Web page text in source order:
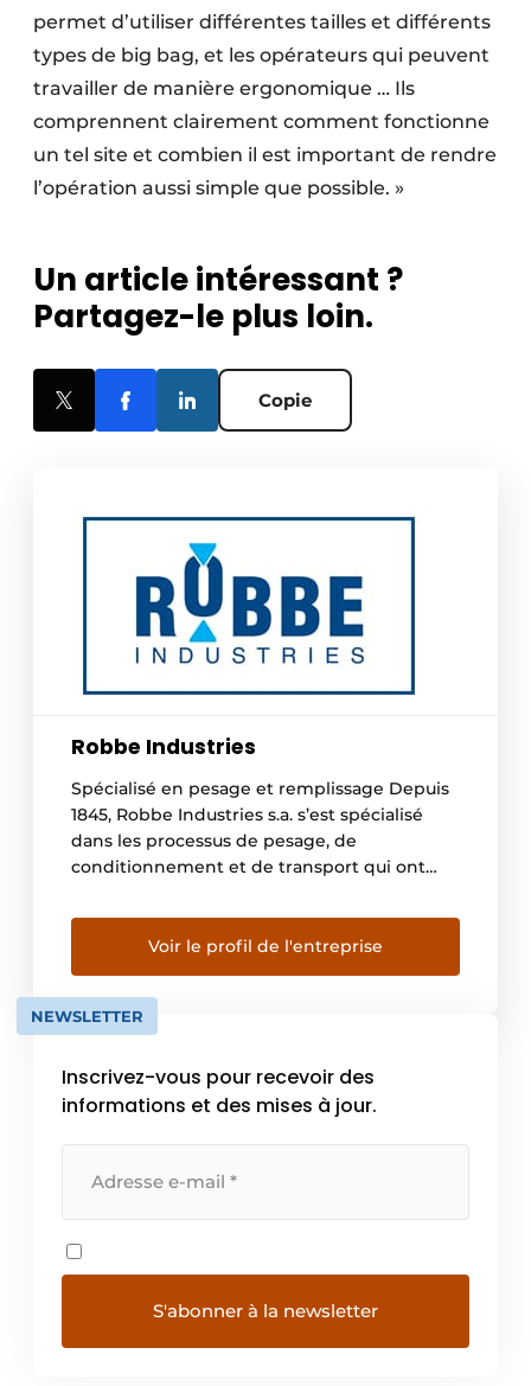
permet d’utiliser différentes tailles et différents
types de big bag, et les opérateurs qui peuvent
travailler de manière ergonomique … Ils
comprennent clairement comment fonctionne
un tel site et combien il est important de rendre
l’opération aussi simple que possible. »
Un article intéressant ?
Partagez-le plus loin.
Copie
Robbe Industries
Spécialisé en pesage et remplissage Depuis
1845, Robbe Industries s.a. s’est spécialisé
dans les processus de pesage, de
conditionnement et de transport qui ont
secteurs. Ingénierie et conception
préliminaire En concertation mutuelle, nous
concevons votre réalisation dans les
moindres détails, avec une visualisation en
3D en guise de […]
Voir le profil de l'entreprise
NEWSLETTER
Inscrivez-vous pour recevoir des
informations et des mises à jour.